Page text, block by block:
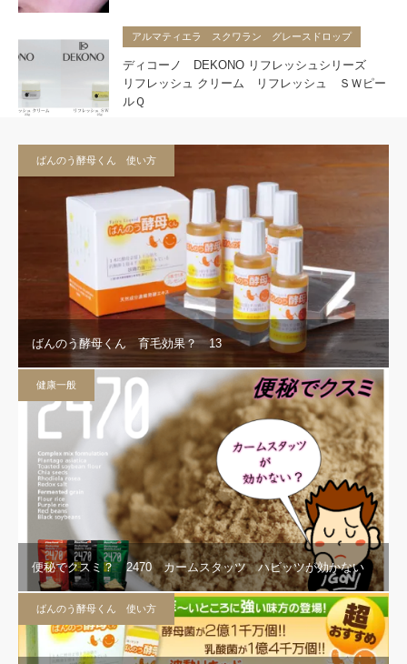
アルマティエラ スクワラン グレースドロップ
ディコーノ DEKONO リフレッシュシリーズ
リフレッシュ クリーム リフレッシュ ＳＷピー
ルＱ
ばんのう酵母くん 使い方
ばんのう酵母くん 育毛効果？ 13
健康一般
便秘でクスミ？ 2470 カームスタッツ ハビッツが効かない
ばんのう酵母くん 使い方